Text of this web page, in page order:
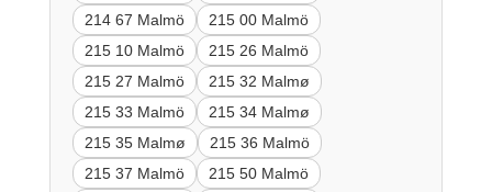
214 67 Malmö
215 00 Malmö
215 10 Malmö
215 26 Malmö
215 27 Malmö
215 32 Malmø
215 33 Malmö
215 34 Malmø
215 35 Malmø
215 36 Malmö
215 37 Malmö
215 50 Malmö